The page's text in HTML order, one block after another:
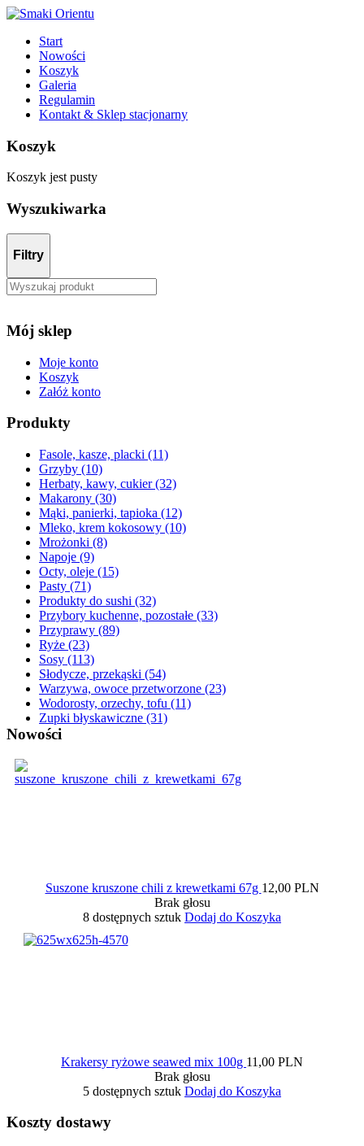
Start
Nowości
Koszyk
Galeria
Regulamin
Kontakt & Sklep stacjonarny
Koszyk
Koszyk jest pusty
Wyszukiwarka
Filtry
Mój sklep
Moje konto
Koszyk
Załóż konto
Produkty
Fasole, kasze, placki (11)
Grzyby (10)
Herbaty, kawy, cukier(32)
Makarony (30)
Mąki, panierki, tapioka (12)
Mleko, krem kokosowy (10)
Mrożonki (8)
Napoje (9)
Octy, oleje (15)
Pasty (71)
Produkty do sushi (32)
Przybory kuchenne, pozostałe (33)
Przyprawy (89)
Ryże (23)
Sosy (113)
Słodycze, przekąski (54)
Warzywa, owoce przetworzone (23)
Wodorosty, orzechy, tofu (11)
Zupki błyskawiczne (31)
Nowości
Suszone kruszone chili z krewetkami 67g 12,00 PLN
Brak głosu
8 dostępnych sztuk Dodaj do Koszyka
Krakersy ryżowe seawed mix 100g 11,00 PLN
Brak głosu
5 dostępnych sztuk Dodaj do Koszyka
Koszty dostawy